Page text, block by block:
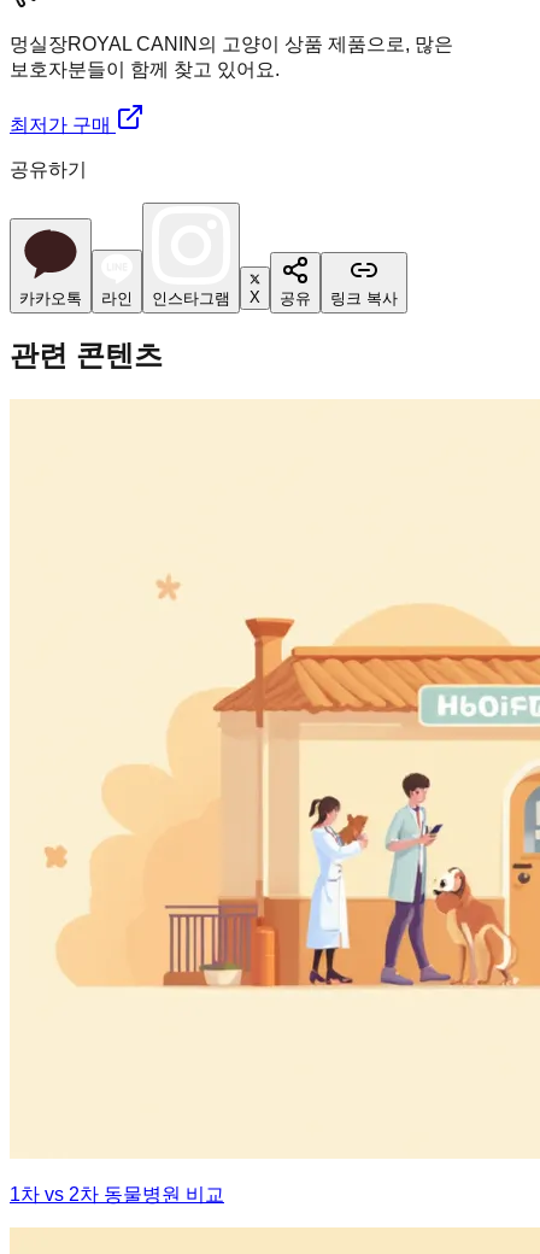
멍실장ROYAL CANIN의 고양이 상품 제품으로, 많은
보호자분들이 함께 찾고 있어요.
최저가 구매
공유하기
카카오톡 라인 인스타그램 X 공유 링크 복사
관련 콘텐츠
1차 vs 2차 동물병원 비교